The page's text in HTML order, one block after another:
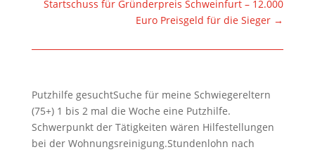
Startschuss für Gründerpreis Schweinfurt – 12.000
Euro Preisgeld für die Sieger →
Putzhilfe gesuchtSuche für meine Schwiegereltern
(75+) 1 bis 2 mal die Woche eine Putzhilfe.
Schwerpunkt der Tätigkeiten wären Hilfestellungen
bei der Wohnungsreinigung.Stundenlohn nach